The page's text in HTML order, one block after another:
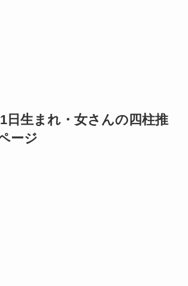
日生まれ・女さんの四柱推
ージ